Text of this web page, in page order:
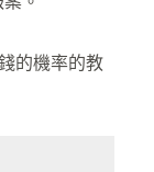
的機率的教